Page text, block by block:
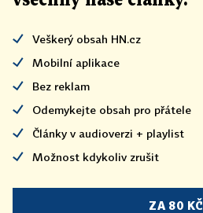
Veškerý obsah HN.cz
Mobilní aplikace
Bez reklam
Odemykejte obsah pro přátele
Články v audioverzi + playlist
Možnost kdykoliv zrušit
ZA 80 KČ